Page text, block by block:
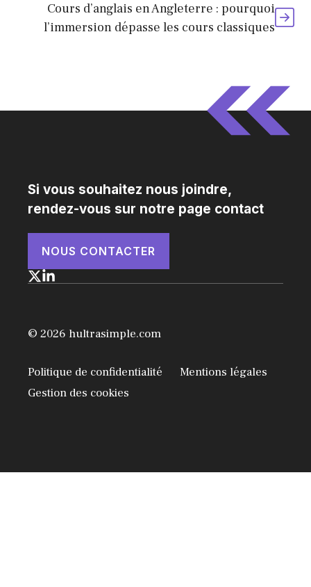
Cours d’anglais en Angleterre : pourquoi
l’immersion dépasse les cours classiques
Si vous souhaitez nous joindre,
rendez-vous sur notre page contact
NOUS CONTACTER
© 2026 hultrasimple.com
Politique de confidentialité
Mentions légales
Gestion des cookies